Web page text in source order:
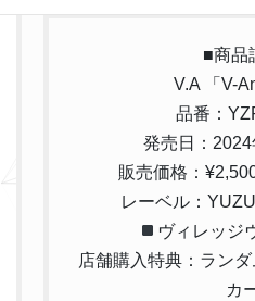
■商品
V.A 「V-
品番：
発売日：2024
販売価格：
レーベル：
ヴィレッジ
店舗購入特典：ラン
カ